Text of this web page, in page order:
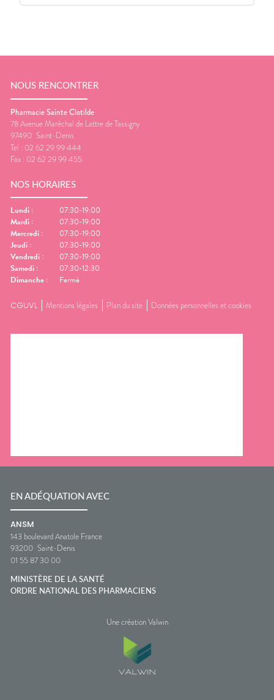
NOUS RENCONTRER
Pharmacie Sainte Clotilde
78 Avenue Maréchal de Lattre de Tassigny
97490 Saint-Denis
Tel : 02 62 29 99 444
Fax : 02 62 29 99 455
NOS HORAIRES
Lundi :
07:30-19:00
Mardi :
07:30-19:00
Mercredi :
07:30-19:00
Jeudi :
07:30-19:00
Vendredi :
07:30-19:00
Samedi :
07:30-12:30
Dimanche : Fermé
CGUVL Mentions légales Plan du site Données personnelles et cookies
EN ADÉQUATION AVEC
ANSM
143 boulevard Anatole France
93200 Saint-Denis
01 55 87 30 00
MINISTÈRE DE LA SANTÉ
ORDRE NATIONAL DES PHARMACIENS
Une création Valwin